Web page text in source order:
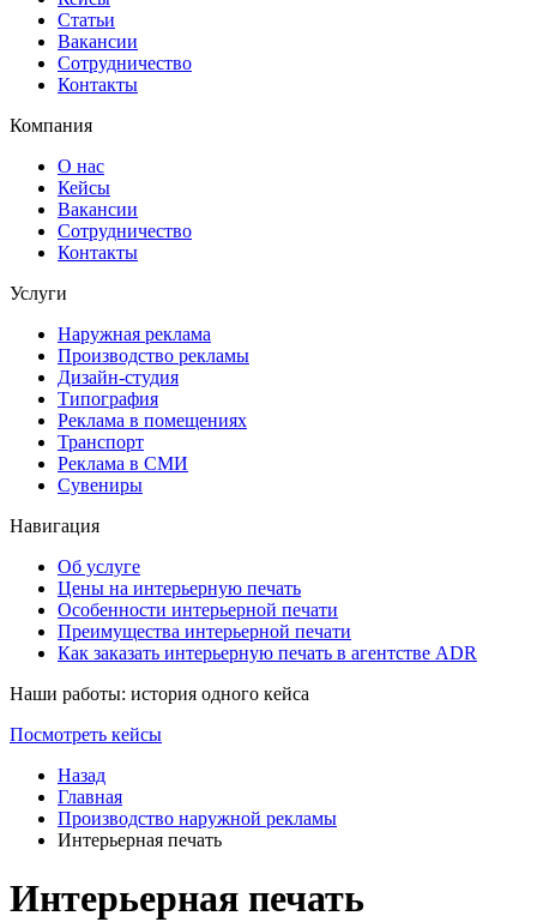
Статьи
Вакансии
Сотрудничество
Контакты
Компания
О нас
Кейсы
Вакансии
Сотрудничество
Контакты
Услуги
Наружная реклама
Производство рекламы
Дизайн-студия
Типография
Реклама в помещениях
Транспорт
Реклама в СМИ
Сувениры
Навигация
Об услуге
Цены на интерьерную печать
Особенности интерьерной печати
Преимущества интерьерной печати
Как заказать интерьерную печать в агентстве ADR
Наши работы: история одного кейса
Посмотреть кейсы
Назад
Главная
Производство наружной рекламы
Интерьерная печать
Интерьерная печать